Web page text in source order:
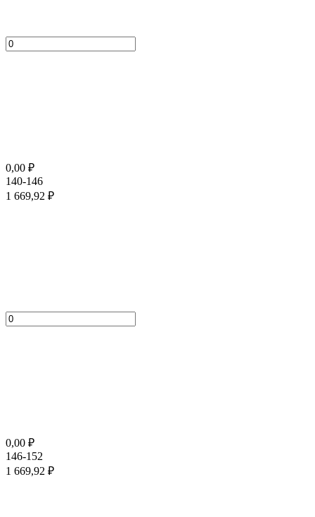
0,00 ₽
140-146
1 669,92 ₽
0,00 ₽
146-152
1 669,92 ₽